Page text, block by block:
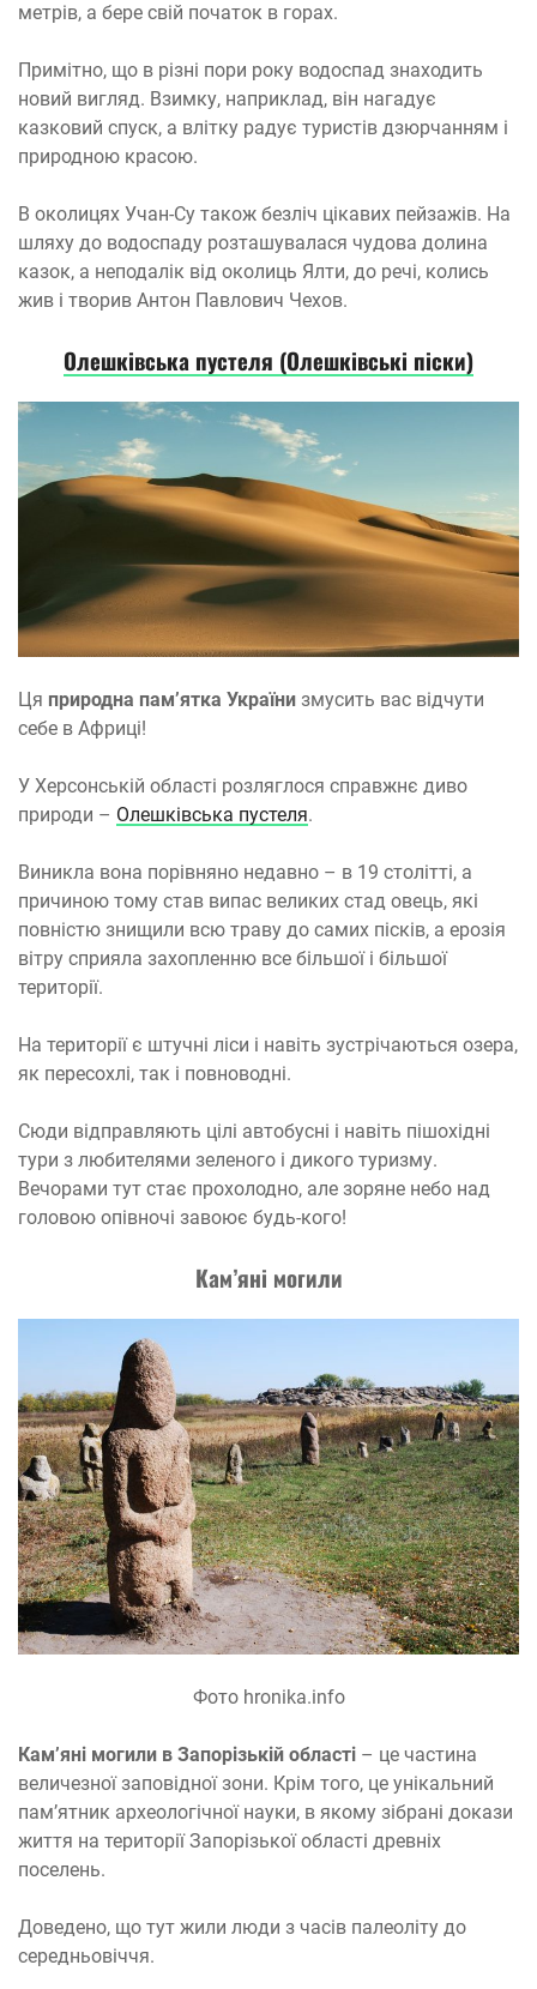
метрів, а бере свій початок в горах.
Примітно, що в різні пори року водоспад знаходить
новий вигляд. Взимку, наприклад, він нагадує
казковий спуск, а влітку радує туристів дзюрчанням і
природною красою.
В околицях Учан-Су також безліч цікавих пейзажів. На
шляху до водоспаду розташувалася чудова долина
казок, а неподалік від околиць Ялти, до речі, колись
жив і творив Антон Павлович Чехов.
Олешківська пустеля (Олешківські піски)
Ця природна пам’ятка України змусить вас відчути
себе в Африці!
У Херсонській області розляглося справжнє диво
природи – Олешківська пустеля.
Виникла вона порівняно недавно – в 19 столітті, а
причиною тому став випас великих стад овець, які
повністю знищили всю траву до самих пісків, а ерозія
вітру сприяла захопленню все більшої і більшої
території.
На території є штучні ліси і навіть зустрічаються озера,
як пересохлі, так і повноводні.
Сюди відправляють цілі автобусні і навіть пішохідні
тури з любителями зеленого і дикого туризму.
Вечорами тут стає прохолодно, але зоряне небо над
головою опівночі завоює будь-кого!
Кам’яні могили
Фото hronika.info
Кам’яні могили в Запорізькій області – це частина
величезної заповідної зони. Крім того, це унікальний
пам’ятник археологічної науки, в якому зібрані докази
життя на території Запорізької області древніх
поселень.
Доведено, що тут жили люди з часів палеоліту до
середньовіччя.